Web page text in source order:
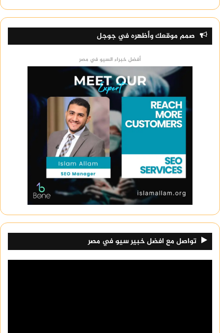
صمم موقعك وأظهره في جوجل
أفضل خبراء السيو في مصر
تواصل مع افضل خبير سيو في مصر